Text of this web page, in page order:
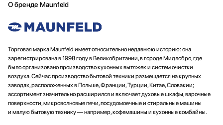
О бренде Maunfeld
Торговая марка Maunfeld имеет относительно недавнюю историю: она
зарегистрирована в 1998 году в Великобритании, в городе Мидлсбро, где
было организовано производство кухонных вытяжек и систем очистки
воздуха. Сейчас производство бытовой техники размещается на крупных
заводах, расположенных в Польше, Франции, Турции, Китае, Словакии;
ассортимент значительно расширился и включает духовые шкафы, варочные
поверхности, микроволновые печи, посудомоечные и стиральные машины
и малую бытовую технику — например, кофемашины и кухонные комбайны.